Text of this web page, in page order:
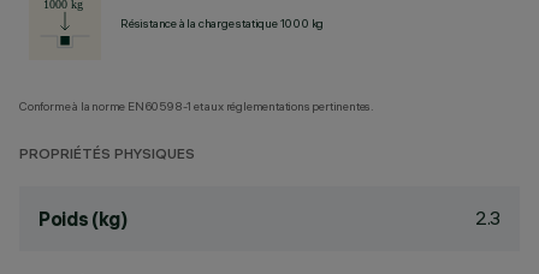
Résistance à la charge statique 1000 kg
Conforme à la norme EN60598-1 et aux réglementations pertinentes.
PROPRIÉTÉS PHYSIQUES
Poids (kg) 2.3